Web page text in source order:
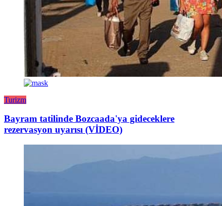
Turizm
Bayram tatilinde Bozcaada'ya gideceklere
rezervasyon uyarısı (VİDEO)